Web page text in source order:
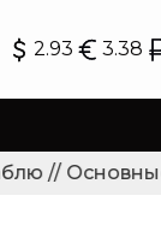
2.93 3.38
//